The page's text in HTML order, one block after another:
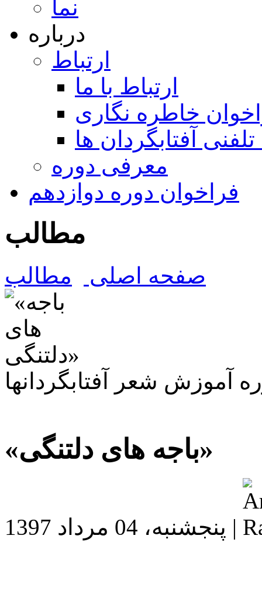
نما
درباره
ارتباط
ارتباط با ما
خاطره نگاری
تلفنی آفتابگردان ها
معرفی دوره
فراخوان دوره دوازدهم
مطالب
صفحه اصلی مطالب
«باجه های دلتنگی»
پنجشنبه، 04 مرداد 1397 |